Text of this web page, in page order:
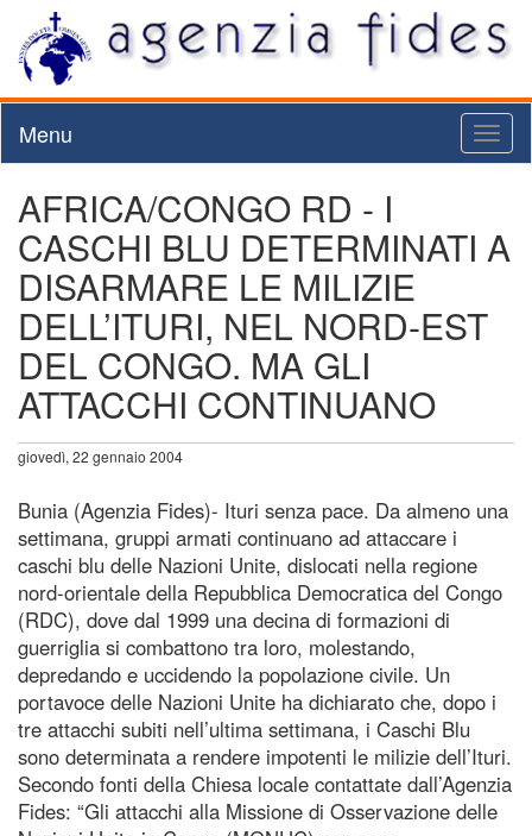
Menu
AFRICA/CONGO RD - I
CASCHI BLU DETERMINATI A
DISARMARE LE MILIZIE
DELL’ITURI, NEL NORD-EST
DEL CONGO. MA GLI
ATTACCHI CONTINUANO
giovedì, 22 gennaio 2004
Bunia (Agenzia Fides)- Ituri senza pace. Da almeno una
settimana, gruppi armati continuano ad attaccare i
caschi blu delle Nazioni Unite, dislocati nella regione
nord-orientale della Repubblica Democratica del Congo
(RDC), dove dal 1999 una decina di formazioni di
guerriglia si combattono tra loro, molestando,
depredando e uccidendo la popolazione civile. Un
portavoce delle Nazioni Unite ha dichiarato che, dopo i
tre attacchi subiti nell’ultima settimana, i Caschi Blu
sono determinata a rendere impotenti le milizie dell’Ituri.
Secondo fonti della Chiesa locale contattate dall’Agenzia
Fides: “Gli attacchi alla Missione di Osservazione delle